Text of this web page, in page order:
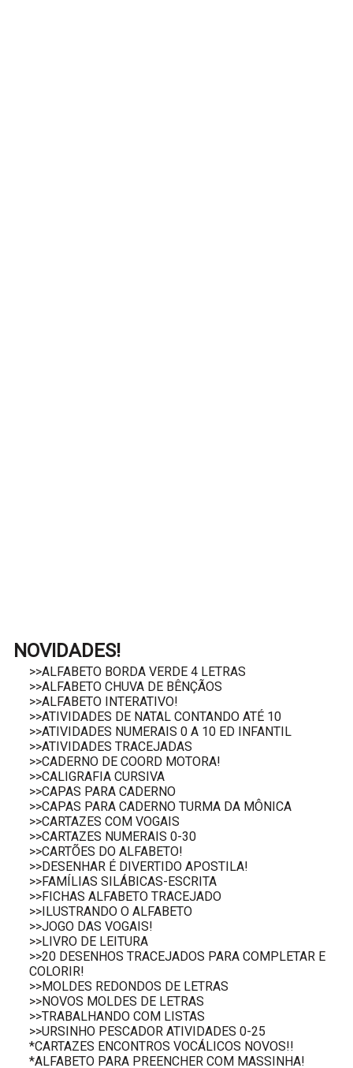
NOVIDADES!
>>ALFABETO BORDA VERDE 4 LETRAS
>>ALFABETO CHUVA DE BÊNÇÃOS
>>ALFABETO INTERATIVO!
>>ATIVIDADES DE NATAL CONTANDO ATÉ 10
>>ATIVIDADES NUMERAIS 0 A 10 ED INFANTIL
>>ATIVIDADES TRACEJADAS
>>CADERNO DE COORD MOTORA!
>>CALIGRAFIA CURSIVA
>>CAPAS PARA CADERNO
>>CAPAS PARA CADERNO TURMA DA MÔNICA
>>CARTAZES COM VOGAIS
>>CARTAZES NUMERAIS 0-30
>>CARTÕES DO ALFABETO!
>>DESENHAR É DIVERTIDO APOSTILA!
>>FAMÍLIAS SILÁBICAS-ESCRITA
>>FICHAS ALFABETO TRACEJADO
>>ILUSTRANDO O ALFABETO
>>JOGO DAS VOGAIS!
>>LIVRO DE LEITURA
>>20 DESENHOS TRACEJADOS PARA COMPLETAR E
COLORIR!
>>MOLDES REDONDOS DE LETRAS
>>NOVOS MOLDES DE LETRAS
>>TRABALHANDO COM LISTAS
>>URSINHO PESCADOR ATIVIDADES 0-25
*CARTAZES ENCONTROS VOCÁLICOS NOVOS!!
*ALFABETO PARA PREENCHER COM MASSINHA!